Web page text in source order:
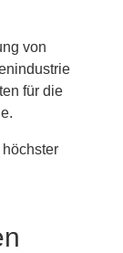
von
für die